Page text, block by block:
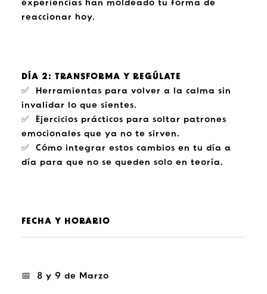
experiencias han moldeado tu forma de
reaccionar hoy.
DÍA 2: TRANSFORMA Y REGÚLATE
✅ Herramientas para volver a la calma sin
invalidar lo que sientes.
✅ Ejercicios prácticos para soltar patrones
emocionales que ya no te sirven.
✅ Cómo integrar estos cambios en tu día a
día para que no se queden solo en teoría.
FECHA Y HORARIO
📅 8 y 9 de Marzo